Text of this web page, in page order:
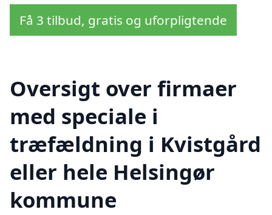
Få 3 tilbud, gratis og uforpligtende
Oversigt over firmaer
med speciale i
træfældning i Kvistgård
eller hele Helsingør
kommune